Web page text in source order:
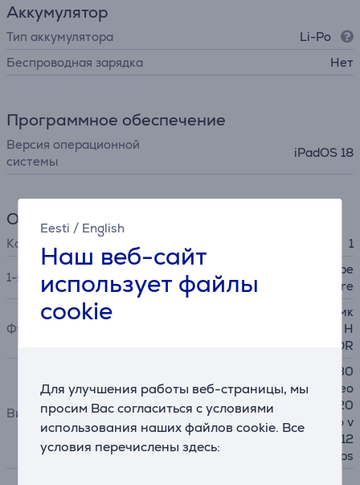
Eesti / English
Наш веб-сайт
использует файлы
cookie
Для улучшения работы веб-страницы, мы
просим Вас согласиться с условиями
использования наших файлов cookie. Все
условия перечислены здесь:
Аккумулятор
Тип аккумулятора
Li-Po
Беспроводная зарядка
Нет
Программное обеспечение
Версия операционной
системы
iPadOS 18
Основная камера
Количество задних камер 1
1-я камера
12MP Wide camera, ƒ/1.8 ape
rture
Функции
Панорама, Серийная съемк
а, Замедленное движение, H
DR
Видео
4K video @ 24 fps, 25 fps, 30
fps, 60 fps 1080p HD video
@ 25 fps, 30 fps, 60 fps 720
p HD video @ 30 fps Slo‑mo v
ideo support for 1080p @ 12
0 fps, 240 fps